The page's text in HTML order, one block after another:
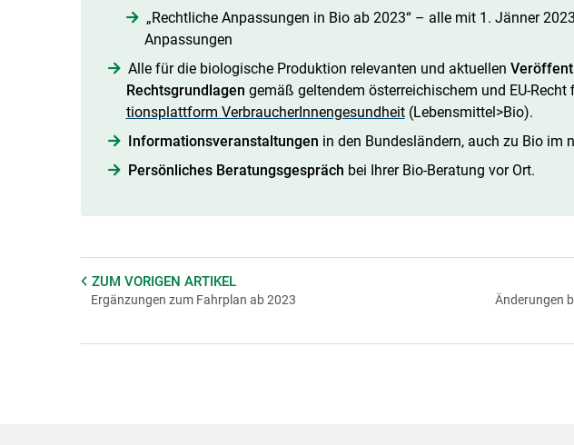
„Rechtliche Anpassungen in Bio ab 2023“ – alle mit 1. Jänner
Anpassungen
Alle für die biologische Produktion relevanten und aktuellen
Rechtsgrundlagen gemäß geltendem österreichischem und EU-Recht
tionsplattform VerbraucherInnengesundheit(Lebensmittel>Bio).
Informationsveranstaltungen in den Bundesländern, auch zu Bio im
Persönliches Beratungsgespräch bei Ihrer Bio-Beratung vor Ort.
ZUM VORIGEN ARTIKEL
Ergänzungen zum Fahrplan ab 2023
Änderungen